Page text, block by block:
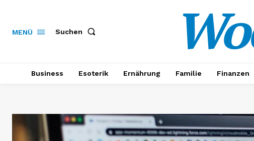
MENÜ Suchen
Business Esoterik Ernährung Familie Finanzen